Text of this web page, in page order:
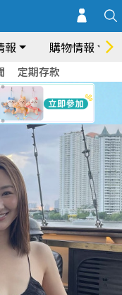
報 購物情報
定期存款